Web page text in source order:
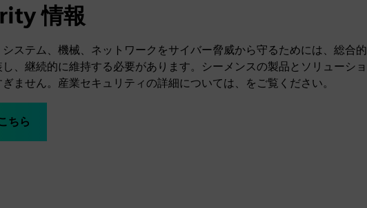
情報
ステム、機械、ネットワークをサイバー脅威から守るためには、総合
し、継続的に維持する必要があります。シーメンスの製品とソリューシ
ません。産業セキュリティの詳細については、をご覧ください。
ちら